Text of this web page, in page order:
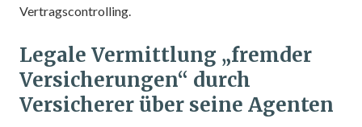
Vertragscontrolling.
Legale Vermittlung „fremder
Versicherungen“ durch
Versicherer über seine Agenten